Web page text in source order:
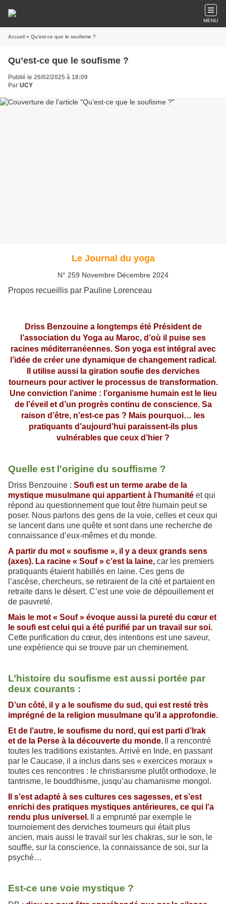
MENU
Accueil » Qu’est-ce que le soufisme ?
Qu’est-ce que le soufisme ?
Publié le 26/02/2025 à 18:09
Par UCY
Le Journal du yoga
N° 259 Novembre Décembre 2024
Propos recueillis par Pauline Lorenceau
Driss Benzouine a longtemps été Président de
l’association du Yoga au Maroc, d’où il puise ses
racines méditerranéennes. Son yoga est intégral avec
l’idée de créer une dynamique de changement radical.
Il utilise aussi la giration soufie des derviches
tourneurs pour activer le processus de transformation.
Une conviction l’anime : l’organisme humain est le lieu
de l’éveil et d’un progrès continu de conscience. Sa
raison d’être, n’est-ce pas ? Mais pourquoi… les
pratiquants d’aujourd’hui paraissent-ils plus
vulnérables que ceux d’hier ?
Quelle est l'origine du souffisme ?
Driss Benzouine : Soufi est un terme arabe de la
mystique musulmane qui appartient à l’humanité et qui
répond au questionnement que tout être humain peut se
poser. Nous parlons des gens de la voie, celles et ceux qui
se lancent dans une quête et sont dans une recherche de
connaissance d’eux-mêmes et du monde.
A partir du mot « soufisme », il y a deux grands sens
(axes). La racine « Souf » c’est la laine, car les premiers
pratiquants étaient habillés en laine. Ces gens de
l’ascèse, chercheurs, se retiraient de la cité et partaient en
retraite dans le désert. C’est une voie de dépouillement et
de pauvreté.
Mais le mot « Souf » évoque aussi la pureté du cœur et
le soufi est celui qui a été purifié par un travail sur soi.
Cette purification du cœur, des intentions est une saveur,
une expérience qui se trouve par un cheminement.
L’histoire du soufisme est aussi portée par
deux courants :
D’un côté, il y a le soufisme du sud, qui est resté très
imprégné de la religion musulmane qu’il a approfondie.
Et de l’autre, le soufisme du nord, qui est parti d’Irak
et de la Perse à la découverte du monde.
Il a rencontré
toutes les traditions existantes. Arrivé en Inde, en passant
par le Caucase, il a inclus dans ses « exercices moraux »
toutes ces rencontres : le christianisme plutôt orthodoxe, le
tantrisme, le bouddhisme, jusqu’au chamanisme mongol.
Il s’est adapté à ses cultures ces sagesses, et s’est
enrichi des pratiques mystiques antérieures, ce qui l’a
rendu plus universel.
Il a emprunté par exemple le
tournoiement des derviches tourneurs qui était plus
ancien, mais aussi le travail sur les chakras, sur le son, le
souffle, sur la conscience, la connaissance de soi, sur la
psyché…
Est-ce une voie mystique ?